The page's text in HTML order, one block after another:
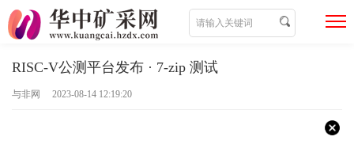
RISC-V公测平台发布 · 7-zip 测试
与非网 2023-08-14 12:19:20